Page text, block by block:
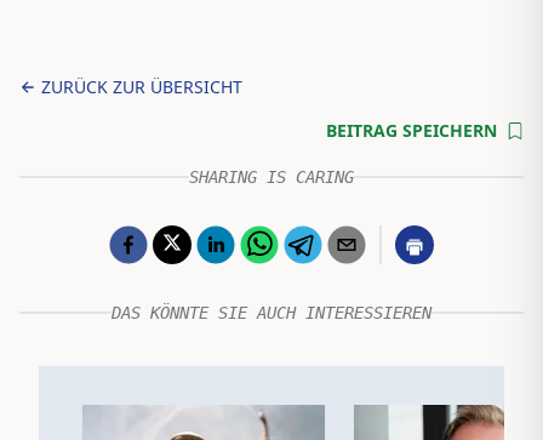
ZURÜCK ZUR ÜBERSICHT
BEITRAG SPEICHERN
SHARING IS CARING
DAS KÖNNTE SIE AUCH INTERESSIEREN